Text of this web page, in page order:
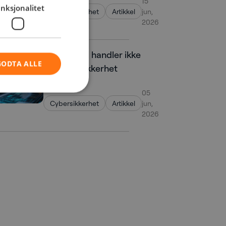
Cybersikkerhet Artikkel
jun,
2026
OT-kontroll handler ikke
bare om sikkerhet
Cybersikkerhet Artikkel
05
jun,
2026
ALLE